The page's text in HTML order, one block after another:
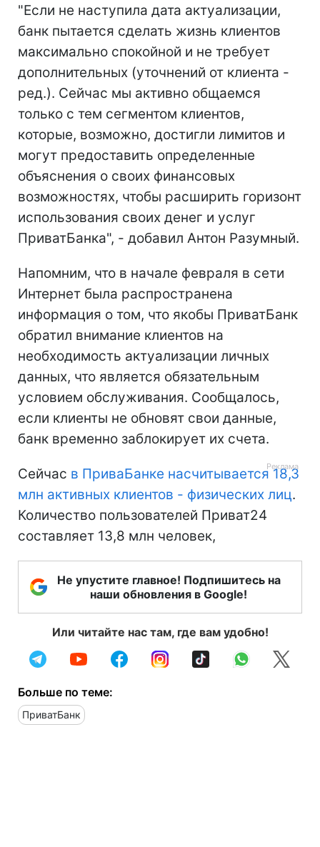
"Если не наступила дата актуализации,
банк пытается сделать жизнь клиентов
максимально спокойной и не требует
дополнительных (уточнений от клиента -
ред.). Сейчас мы активно общаемся
только с тем сегментом клиентов,
которые, возможно, достигли лимитов и
могут предоставить определенные
объяснения о своих финансовых
возможностях, чтобы расширить горизонт
использования своих денег и услуг
ПриватБанка", - добавил Антон Разумный.
Напомним, что в начале февраля в сети
Интернет была распространена
информация о том, что якобы ПриватБанк
обратил внимание клиентов на
необходимость актуализации личных
данных, что является обязательным
условием обслуживания. Сообщалось,
если клиенты не обновят свои данные,
банк временно заблокирует их счета.
Сейчас в ПриваБанке насчитывается 18,3
млн активных клиентов - физических лиц.
Количество пользователей Приват24
составляет 13,8 млн человек,
Не упустите главное! Подпишитесь на
наши обновления в Google!
Или читайте нас там, где вам удобно!
Больше по теме:
ПриватБанк